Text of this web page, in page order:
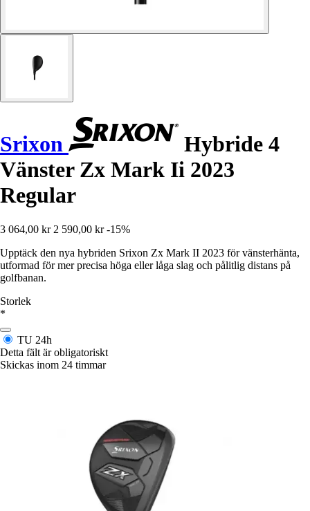
Srixon
Hybride 4
Vänster Zx Mark Ii 2023
Regular
3 064,00 kr 2 590,00 kr -15%
Upptäck den nya hybriden Srixon Zx Mark II 2023 för vänsterhänta,
utformad för mer precisa höga eller låga slag och pålitlig distans på
golfbanan.
Storlek
*
TU 24h
Detta fält är obligatoriskt
Skickas inom 24 timmar